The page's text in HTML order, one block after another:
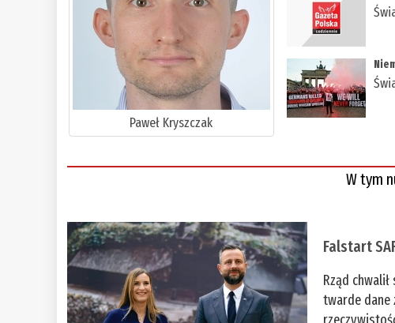
Paweł Kryszczak
W tym
Falstart
Rząd
twarde dane